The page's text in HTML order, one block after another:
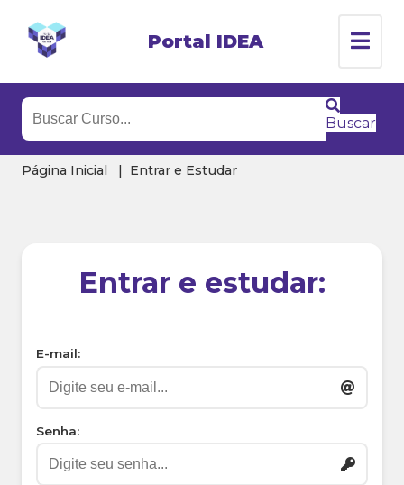
Portal IDEA
Buscar
Página Inicial Entrar e Estudar
Entrar e estudar:
E-mail:
Senha: